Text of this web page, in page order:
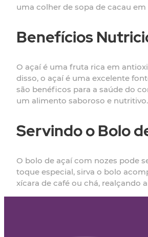
uma colher de sopa de cacau
Benefícios
O açaí é uma fruta rica em
disso, o açaí é uma excelente
são benéficos para a saúde do
um alimento saboroso e nutritivo.
Servindo o Bolo
O bolo de açaí com nozes pode
toque especial, sirva o bolo
xícara de café ou chá, realçando